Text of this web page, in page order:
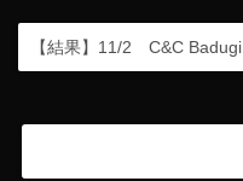
【結果】11/2 C&C Badugi